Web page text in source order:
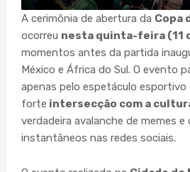
A cerimônia de abertura da Copa
ocorreu nesta quinta-feira (11
momentos antes da partida
México e África do Sul. O evento
apenas pelo espetáculo esportivo
forte intersecção com a
verdadeira avalanche de memes
instantâneos nas redes sociais.